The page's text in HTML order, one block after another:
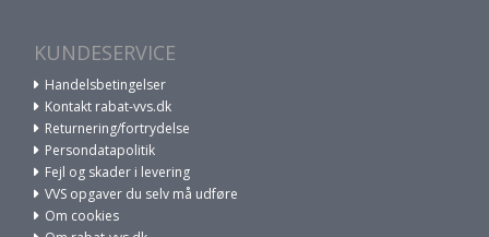
KUNDESERVICE
Handelsbetingelser
Kontakt rabat-vvs.dk
Returnering/fortrydelse
Persondatapolitik
Fejl og skader i levering
VVS opgaver du selv må udføre
Om cookies